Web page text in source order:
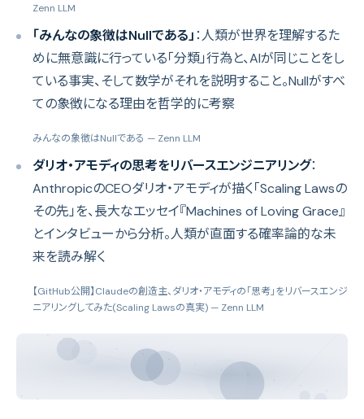
Zenn LLM
「みんなの象徴はNullである」：人類が世界を理解するた
めに無意識に行っている「分類」行為と、AIが同じことをし
ている事実、そして数学がそれを説明すること。Nullがすべ
ての象徴になる理由を哲学的に考察
みんなの象徴はNullである — Zenn LLM
ダリオ・アモディの思考をリバースエンジニアリング：
AnthropicのCEOダリオ・アモディが描く「Scaling Lawsの
その先」を、長大なエッセイ『Machines of Loving Grace』
とインタビューから分析。人類が直面する確率論的な未
来を読み解く
【GitHub公開】Claudeの創造主、ダリオ・アモディの「思考」をリバースエンジ
ニアリングしてみた(Scaling Lawsの真実) — Zenn LLM